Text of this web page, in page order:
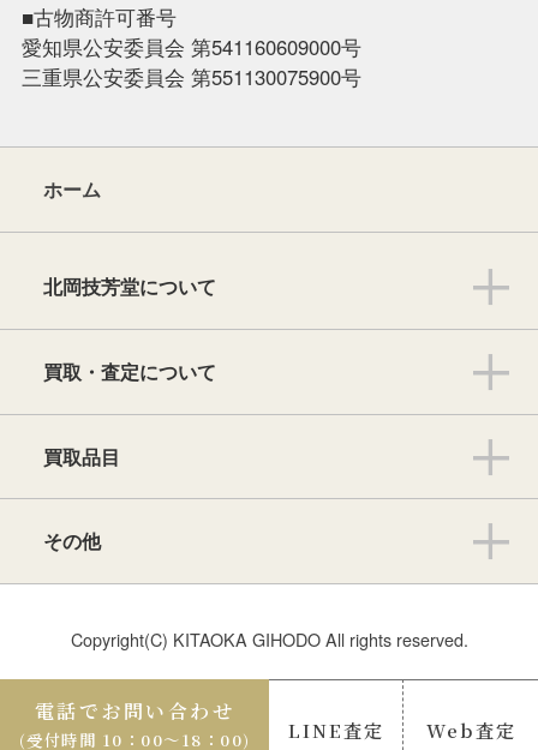
■古物商許可番号
愛知県公安委員会 第541160609000号
三重県公安委員会 第551130075900号
ホーム
北岡技芳堂について
買取・査定について
買取品目
その他
Copyright(C) KITAOKA GIHODO All rights reserved.
電話でお問い合わせ
(受付時間 10：00〜18：00) LINE査定 Web査定